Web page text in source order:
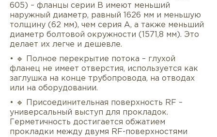
605) – фланцы серии B имеют меньший
наружный диаметр, равный 1626 мм и меньшую
толщину (62 мм), чем серия A, а также меньший
диаметр болтовой окружности (1571,8 мм). Это
делает их легче и дешевле.
• 🔹 Полное перекрытие потока – глухой
фланец не имеет отверстия, используется как
заглушка на конце трубопровода, на отводах
или на оборудовании.
• 🔹 Присоединительная поверхность RF –
универсальный выступ для прокладок.
Герметичность достигается обжатием
прокладки между двумя RF-поверхностями